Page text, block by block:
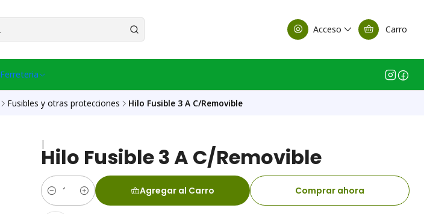
Acceso Carro
Ferreteria
Fusibles y otras protecciones Hilo Fusible 3 A C/Removible
|
Hilo Fusible 3 A C/Removible
Cantidad
Agregar al Carro Comprar ahora